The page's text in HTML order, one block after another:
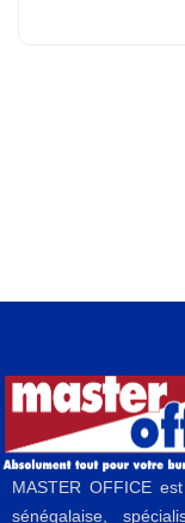
MASTER OFFICE
sénégalaise,